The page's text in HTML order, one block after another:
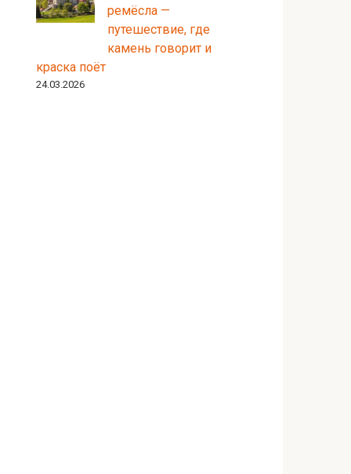
ремёсла —
путешествие, где
камень говорит и
краска поёт
24.03.2026